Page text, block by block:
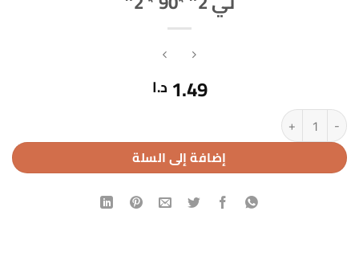
1.49 د.ا
كمية تي 2" *90 * 2"
إضافة إلى السلة